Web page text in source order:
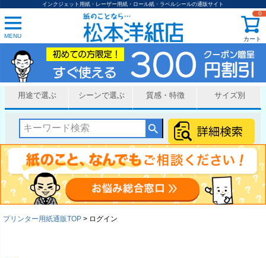
インクジェット用紙・レーザー用紙・ロール紙・ラベルシールの通販サイト
MENU カート
0
用途で選ぶ シーンで選ぶ 質感・特徴 サイズ別
プリンター用紙通販TOP ログイン